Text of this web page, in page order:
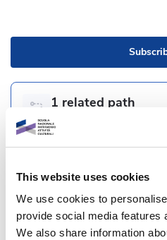
This website uses cookies
We use cookies to
provide social media features
We also share information
1 related path
Contesti e opportunità
informativa relativa agli
General informations